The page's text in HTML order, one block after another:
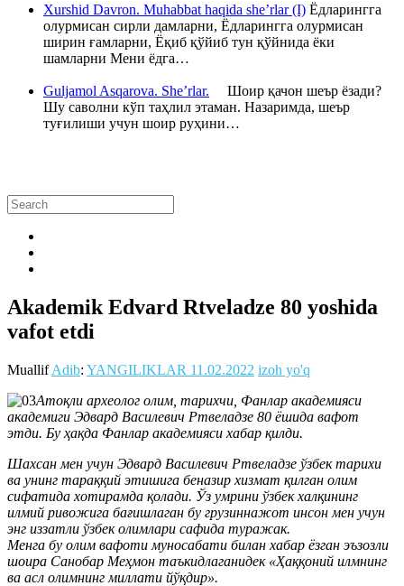
Xurshid Davron. Muhabbat haqida she’rlar (I) Ёдларингга
олурмисан сирли дамларни, Ёдларингга олурмисан
ширин ғамларни, Ёқиб қўйиб тун қўйнида ёки
шамларни Мени ёдга…
Guljamol Asqarova. She’rlar. Шоир қачон шеър ёзади?
Шу саволни кўп таҳлил этаман. Назаримда, шеър
туғилиши учун шоир руҳини…
Akademik Edvard Rtveladze 80 yoshida
vafot etdi
MuallifAdib: YANGILIKLAR 11.02.2022 izoh yo'q
Атоқли археолог олим, тарихчи, Фанлар академияси
академиги Эдвард Василевич Ртвеладзе 80 ёшида вафот
этди. Бу ҳақда Фанлар академияси хабар қилди.
Шахсан мен учун Эдвард Василевич Ртвеладзе ўзбек тарихи
ва унинг тараққий этишига беназир хизмат қилган олим
сифатида хотирамда қолади. Ўз умрини ўзбек халқининг
илмий ривожига бағишлаган бу грузиннажот инсон мен учун
энг иззатли ўзбек олимлари сафида туражак.
Менга бу олим вафоти муносабати билан хабар ёзган эъзозли
шоира Санобар Меҳмон таъкидлаганидек «Ҳаққоний илмнинг
ва асл олимнинг миллати йўқдир».